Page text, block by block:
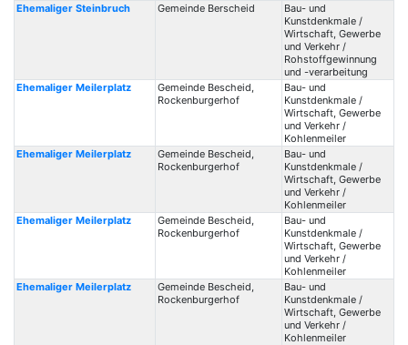
Ehemaliger Steinbruch
Gemeinde Berscheid
Bau- und
Kunstdenkmale /
Wirtschaft, Gewerbe
und Verkehr /
Rohstoffgewinnung
und -verarbeitung
Ehemaliger Meilerplatz
Gemeinde Bescheid,
Rockenburgerhof
Bau- und
Kunstdenkmale /
Wirtschaft, Gewerbe
und Verkehr /
Kohlenmeiler
Ehemaliger Meilerplatz
Gemeinde Bescheid,
Rockenburgerhof
Bau- und
Kunstdenkmale /
Wirtschaft, Gewerbe
und Verkehr /
Kohlenmeiler
Ehemaliger Meilerplatz
Gemeinde Bescheid,
Rockenburgerhof
Bau- und
Kunstdenkmale /
Wirtschaft, Gewerbe
und Verkehr /
Kohlenmeiler
Ehemaliger Meilerplatz
Gemeinde Bescheid,
Rockenburgerhof
Bau- und
Kunstdenkmale /
Wirtschaft, Gewerbe
und Verkehr /
Kohlenmeiler